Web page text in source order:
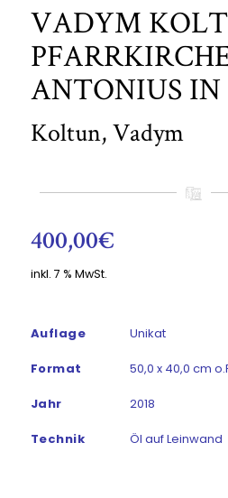
VADYM
ANTONIUS IN
Koltun, Vadym
400,00€
inkl. 7 % MwSt.
Auflage Unikat
Format 50,0 x 40,0 cm
Jahr 2018
Technik Öl auf Leinwand